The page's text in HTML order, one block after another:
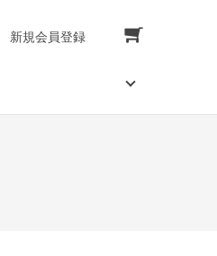
新規会員登録